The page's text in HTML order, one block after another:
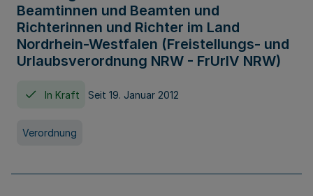
Beamtinnen und Beamten und
Richterinnen und Richter im Land
Nordrhein-Westfalen (Freistellungs- und
Urlaubsverordnung NRW - FrUrlV NRW)
In Kraft Seit 19. Januar 2012
Verordnung